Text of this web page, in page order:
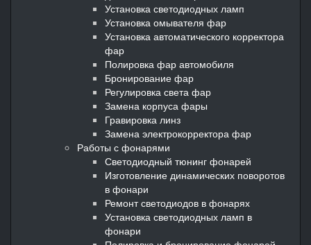
Установка светодиодных ламп
Установка омывателя фар
Установка автоматического корректора
фар
Полировка фар автомобиля
Бронирование фар
Регулировка света фар
Замена корпуса фары
Гравировка линз
Замена электрокорректора фар
Работы с фонарями
Светодиодный тюнинг фонарей
Изготовление динамических поворотов
в фонари
Ремонт светодиодов в фонарях
Установка светодиодных ламп в
фонари